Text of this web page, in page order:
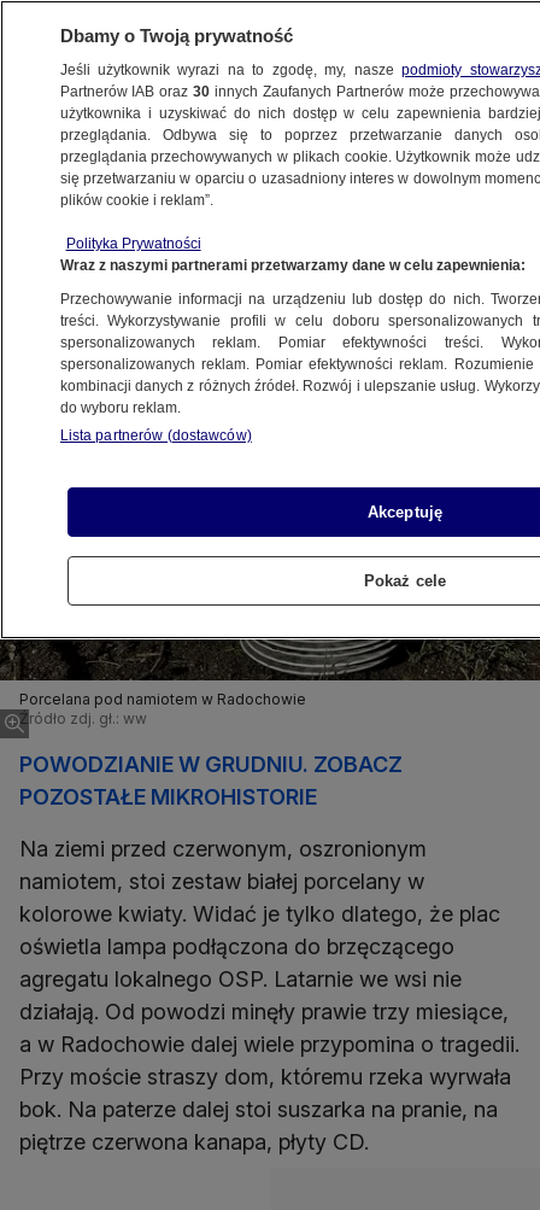
"GDZIE JA CHOINKĘ POSTAWIĘ?". MIKROHISTORIE
23.12.2024, 08:26
Udostępnij
Porcelana pod namiotem w Radochowie
Źródło zdj. gł.: ww
POWODZIANIE W GRUDNIU. ZOBACZ
POZOSTAŁE MIKROHISTORIE
Na ziemi przed czerwonym, oszronionym
namiotem, stoi zestaw białej porcelany w
kolorowe kwiaty. Widać je tylko dlatego, że plac
oświetla lampa podłączona do brzęczącego
agregatu lokalnego OSP. Latarnie we wsi nie
działają. Od powodzi minęły prawie trzy miesiące,
a w Radochowie dalej wiele przypomina o tragedii.
Przy moście straszy dom, któremu rzeka wyrwała
bok. Na paterze dalej stoi suszarka na pranie, na
piętrze czerwona kanapa, płyty CD.
Dbamy o Twoją prywatność
Jeśli użytkownik wyrazi na to zgodę, my, naszepodmioty
Partnerów IAB oraz30 innych Zaufanych Partnerów może
użytkownika i uzyskiwać do nich dostęp w celu zapewnienia
przeglądania. Odbywa się to poprzez przetwarzanie danych
przeglądania przechowywanych w plikach cookie. Użytkownik może
się przetwarzaniu w oparciu o uzasadniony interes w dowolnym
plików cookie i reklam”.
Polityka Prywatności
Wraz z naszymi partnerami przetwarzamy dane w celu zapewnienia:
Przechowywanie informacji na urządzeniu lub dostęp do nich.
treści. Wykorzystywanie profili w celu doboru spersonalizowanych
spersonalizowanych reklam. Pomiar efektywności treści.
spersonalizowanych reklam. Pomiar efektywności reklam.
kombinacji danych z różnych źródeł. Rozwój i ulepszanie usług.
do wyboru reklam.
Lista partnerów (dostawców)
Akceptuję
Pokaż cele